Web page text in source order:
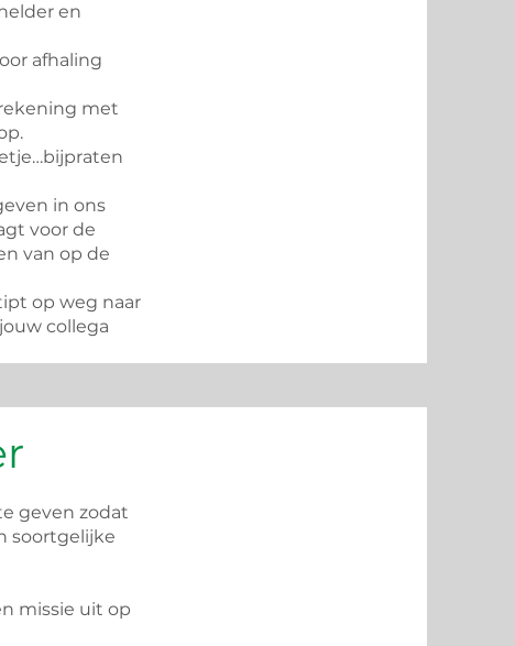
en
afhaling
met
in ons
voor de
van op de
op weg naar
collega
geven zodat
soortgelijke
missie uit op